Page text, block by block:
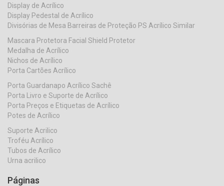
Display de Acrílico
Display Pedestal de Acrílico
Divisórias de Mesa Barreiras de Proteção PS Acrílico Similar
Mascara Protetora Facial Shield Protetor
Medalha de Acrílico
Nichos de Acrílico
Porta Cartões Acrílico
Porta Guardanapo Acrílico Sachê
Porta Livro e Suporte de Acrílico
Porta Preços e Etiquetas de Acrílico
Potes de Acrílico
Suporte Acrilico
Troféu Acrílico
Tubos de Acrílico
Urna acrilico
Páginas